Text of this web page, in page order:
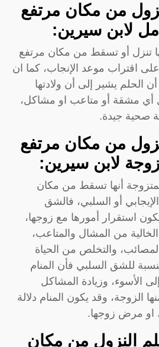
من مكان مرتفع
لابن سيرين:
تنزل أو تسقط من مكان مرتفع
اقتراب موعد الإنجاب، كما ان
الحلم يشير إلى أن ولادتها
أي مشقة أو متاعب او مشاكل،
صحية جيدة.
من مكان مرتفع
لابن سيرين:
أنها تسقط من مكان
أو السلبي، فالشق
استقرار أمورها مع زوجها،
الخالية من المشال والمتاعب،
والتخلص من الحياة
للشق السلبي فأن المنام
الأسوء، وزيادة المشاكل
الزوجة، وقد يكون المنام دلالة
او مرض زوجها.
النزول من مكان